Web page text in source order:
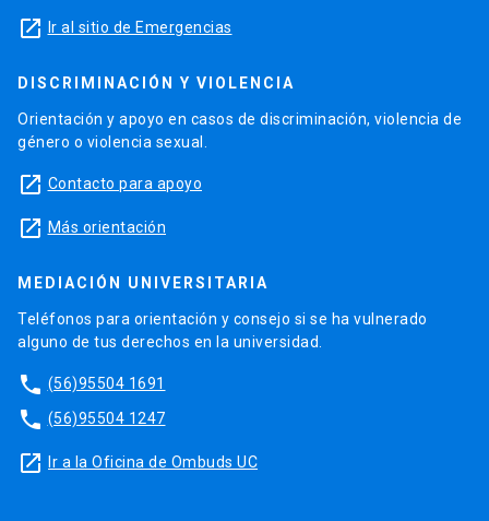
launch Ir al sitio de Emergencias
DISCRIMINACIÓN Y VIOLENCIA
Orientación y apoyo en casos de discriminación, violencia de
género o violencia sexual.
launch Contacto para apoyo
launch Más orientación
MEDIACIÓN UNIVERSITARIA
Teléfonos para orientación y consejo si se ha vulnerado
alguno de tus derechos en la universidad.
phone (56)95504 1691
phone (56)95504 1247
launch Ir a la Oficina de Ombuds UC